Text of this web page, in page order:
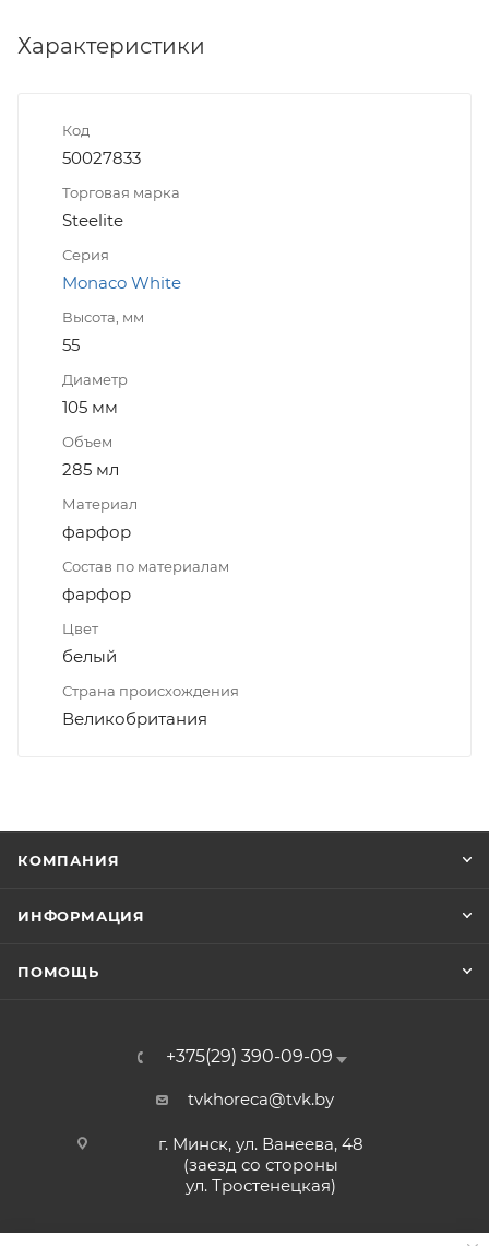
Характеристики
Код
50027833
Торговая марка
Steelite
Серия
Monaco White
Высота, мм
55
Диаметр
105 мм
Объем
285 мл
Материал
фарфор
Состав по материалам
фарфор
Цвет
белый
Страна происхождения
Великобритания
КОМПАНИЯ
ИНФОРМАЦИЯ
ПОМОЩЬ
+375(29) 390-09-09
tvkhoreca@tvk.by
г. Минск, ул. Ванеева, 48
(заезд со стороны
ул. Тростенецкая)